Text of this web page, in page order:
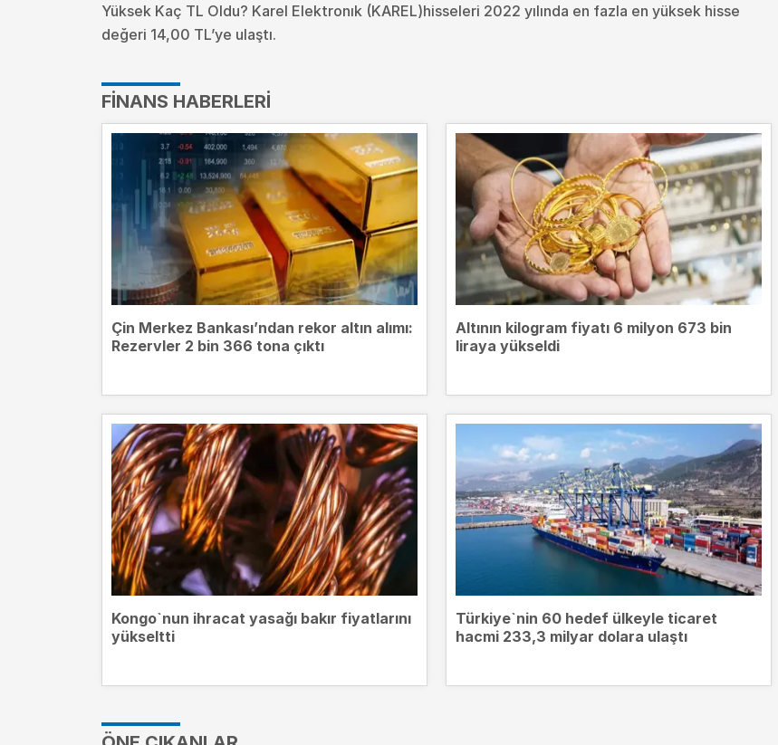
Yüksek Kaç TL Oldu? Karel Elektronık (KAREL)hisseleri 2022 yılında en fazla en yüksek hisse
değeri 14,00 TL’ye ulaştı.
FINANS HABERLERI
Çin Merkez Bankası’ndan rekor altın alımı:
Rezervler 2 bin 366 tona çıktı
Altının kilogram fiyatı 6 milyon 673 bin
liraya yükseldi
Kongo`nun ihracat yasağı bakır fiyatlarını
yükseltti
Türkiye`nin 60 hedef ülkeyle ticaret
hacmi 233,3 milyar dolara ulaştı